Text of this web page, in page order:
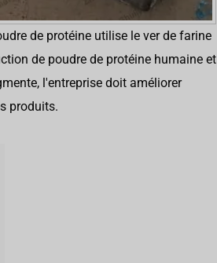
de protéine utilise le ver de farine
de poudre de protéine humaine et
l'entreprise doit améliorer
produits.